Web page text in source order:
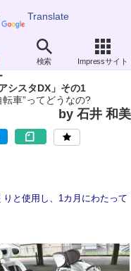
Translate
検索 Impressサイト
電動自転車
シスタDX」その1
車”ってどうなの?
by 石井 和美
りと使用し、1カ月にわたって